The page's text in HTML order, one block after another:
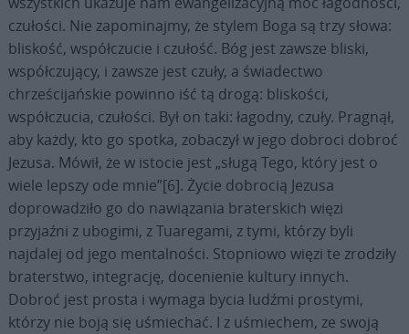
czułości. Nie zapominajmy, że stylem Boga są trzy słowa:
bliskość, współczucie i czułość. Bóg jest zawsze bliski,
współczujący, i zawsze jest czuły, a świadectwo
chrześcijańskie powinno iść tą drogą: bliskości,
współczucia, czułości. Był on taki: łagodny, czuły. Pragnął,
aby każdy, kto go spotka, zobaczył w jego dobroci dobroć
Jezusa. Mówił, że w istocie jest „sługą Tego, który jest o
wiele lepszy ode mnie”[6]. Życie dobrocią Jezusa
doprowadziło go do nawiązania braterskich więzi
przyjaźni z ubogimi, z Tuaregami, z tymi, którzy byli
najdalej od jego mentalności. Stopniowo więzi te zrodziły
braterstwo, integrację, docenienie kultury innych.
Dobroć jest prosta i wymaga bycia ludźmi prostymi,
którzy nie boją się uśmiechać. I z uśmiechem, ze swoją